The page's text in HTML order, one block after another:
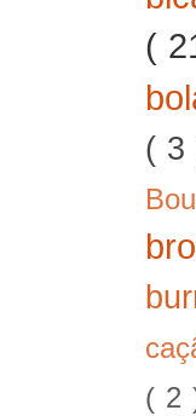
(
( 3
( 2